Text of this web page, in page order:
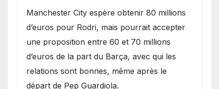
​Manchester City espère obtenir 80 millions
d’euros pour Rodri, mais pourrait accepter
une proposition entre 60 et 70 millions
d’euros de la part du Barça, avec qui les
relations sont bonnes, même après le
départ de Pep Guardiola.